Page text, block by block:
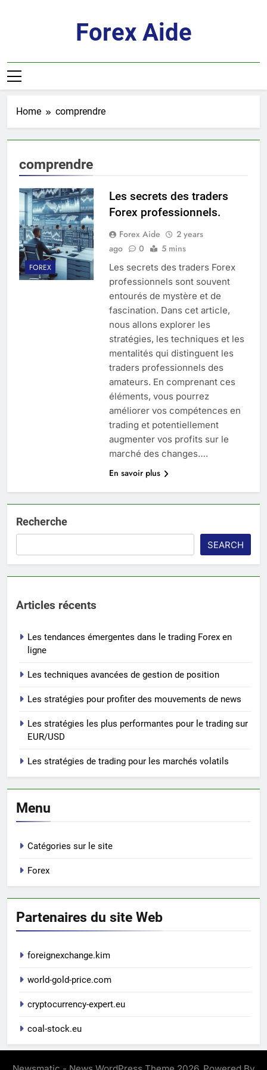
Forex Aide
Home comprendre
comprendre
FOREX
Les secrets des traders
Forex professionnels.
Forex Aide
2 years
ago
0 5 mins
Les secrets des traders Forex
professionnels sont souvent
entourés de mystère et de
fascination. Dans cet article,
nous allons explorer les
stratégies, les techniques et les
mentalités qui distinguent les
traders professionnels des
amateurs. En comprenant ces
éléments, vous pourrez
améliorer vos compétences en
trading et potentiellement
augmenter vos profits sur le
marché des changes….
En savoir plus
Recherche
SEARCH
Articles récents
Les tendances émergentes dans le trading Forex en
ligne
Les techniques avancées de gestion de position
Les stratégies pour profiter des mouvements de news
Les stratégies les plus performantes pour le trading sur
EUR/USD
Les stratégies de trading pour les marchés volatils
Menu
Catégories sur le site
Forex
Partenaires du site Web
foreignexchange.kim
world-gold-price.com
cryptocurrency-expert.eu
coal-stock.eu